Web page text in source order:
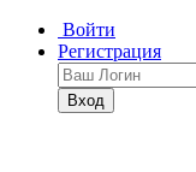
Войти
Регистрация
Вход